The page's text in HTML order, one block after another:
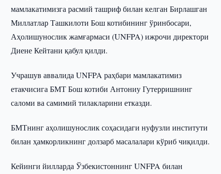
мамлакатимизга расмий ташриф билан келган Бирлашган
Миллатлар Ташкилоти Бош котибининг ўринбосари,
Аҳолишунослик жамғармаси (UNFPA) ижрочи директори
Диене Кейтани қабул қилди.
Учрашув аввалида UNFPA раҳбари мамлакатимиз
етакчисига БМТ Бош котиби Антониу Гутерришнинг
саломи ва самимий тилакларини етказди.
БМТнинг аҳолишунослик соҳасидаги нуфузли институти
билан ҳамкорликнинг долзарб масалалари кўриб чиқилди.
Кейинги йилларда Ўзбекистоннинг UNFPA билан